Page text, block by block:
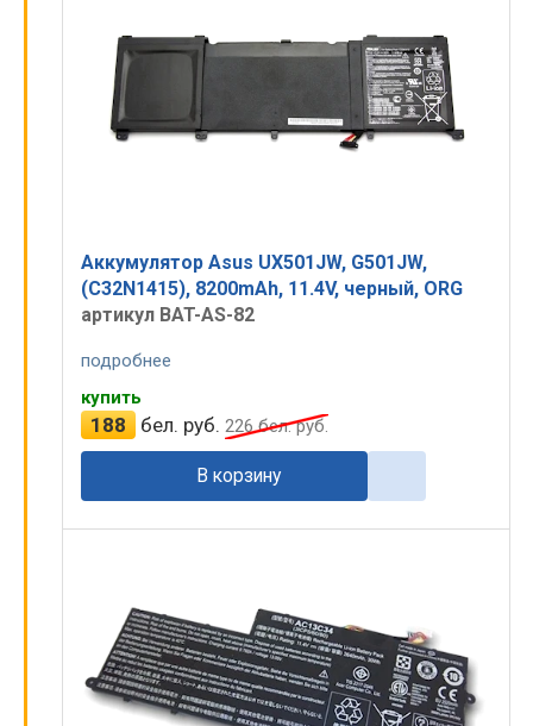
Аккумулятор Asus UX501JW, G501JW,
(C32N1415), 8200mAh, 11.4V, черный, ORG
артикул BAT-AS-82
подробнее
купить
188 бел. руб. 226бел. руб.
В корзину